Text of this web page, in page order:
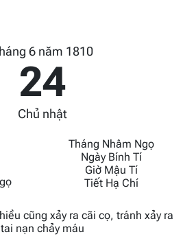
6 năm 1810
24
Chủ nhật
Tháng Nhâm Ngọ
Ngày Bính Tí
Giờ Mậu Tí
Tiết Hạ Chí
cũng xảy ra cãi cọ, tránh xảy ra
tai nạn chảy máu